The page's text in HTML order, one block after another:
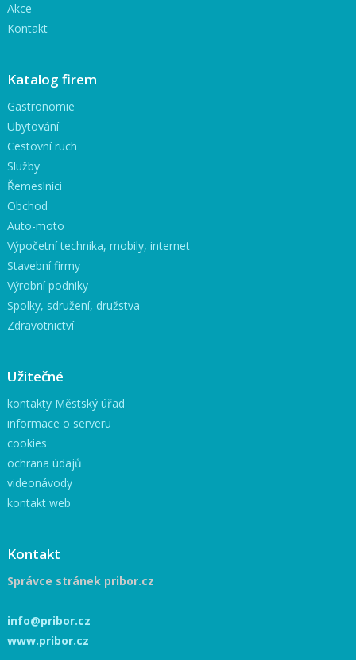
Akce
Kontakt
Katalog firem
Gastronomie
Ubytování
Cestovní ruch
Služby
Řemeslníci
Obchod
Auto-moto
Výpočetní technika, mobily, internet
Stavební firmy
Výrobní podniky
Spolky, sdružení, družstva
Zdravotnictví
Užitečné
kontakty Městský úřad
informace o serveru
cookies
ochrana údajů
videonávody
kontakt web
Kontakt
Správce stránek pribor.cz
info@pribor.cz
www.pribor.cz